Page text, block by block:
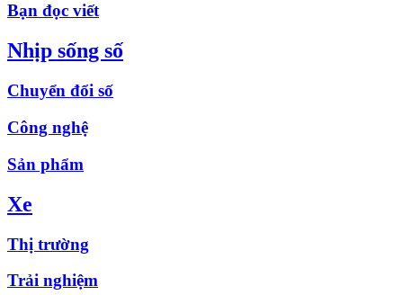
Bạn đọc viết
Nhịp sống số
Chuyển đổi số
Công nghệ
Sản phẩm
Xe
Thị trường
Trải nghiệm